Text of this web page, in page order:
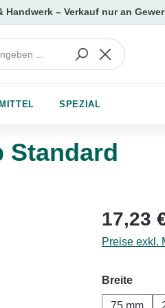
SPEZIAL
Standard
Regulärer
17,23
Preise exkl.
Breite
75 mm